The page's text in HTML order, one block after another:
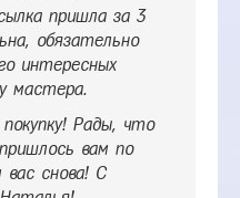
пришла за 3
обязательно
интересных
мастера.
Рады, что
вам по
снова! С